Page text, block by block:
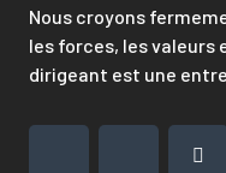
Nous croyons
les forces, les valeurs
dirigeant est une